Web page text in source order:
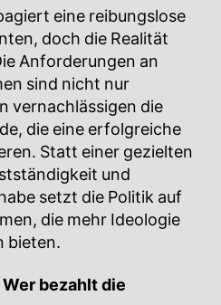
eine reibungslose
doch die Realität
Anforderungen an
sind nicht nur
vernachlässigen die
die eine erfolgreiche
Statt einer gezielten
und
setzt die Politik auf
die mehr Ideologie
bieten.
bezahlt die